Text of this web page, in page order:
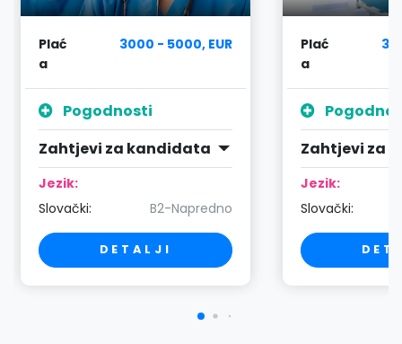
Plać
a
3000 - 5000, EUR
Pogodnosti
Zahtjevi za kandidata
Jezik:
Slovački:
B2-Napredno
DETALJI
Plać
a
Zahtjevi za
Jezik:
Slovački: